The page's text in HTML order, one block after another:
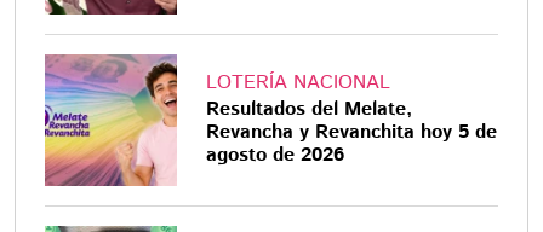
LOTERÍA NACIONAL
Resultados del Melate,
Revancha y Revanchita hoy 5 de
agosto de 2026